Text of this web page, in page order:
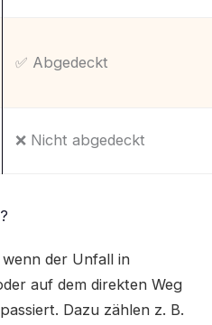
✅ Abgedeckt
❌ Nicht abgedeckt
der Unfall in
auf dem direkten Weg
Dazu zählen z. B.